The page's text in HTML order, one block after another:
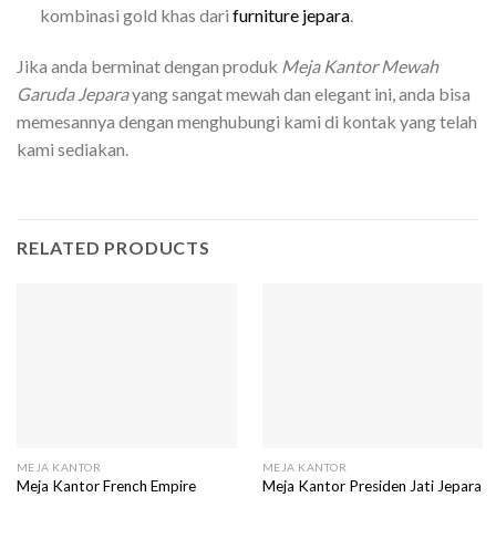
kombinasi gold khas dari furniture jepara.
Jika anda berminat dengan produk Meja Kantor Mewah
Garuda Jeparayang sangat mewah dan elegant ini, anda bisa
memesannya dengan menghubungi kami di kontak yang telah
kami sediakan.
RELATED PRODUCTS
MEJA KANTOR
Meja Kantor French Empire
MEJA KANTOR
Meja Kantor Presiden Jati Jepara